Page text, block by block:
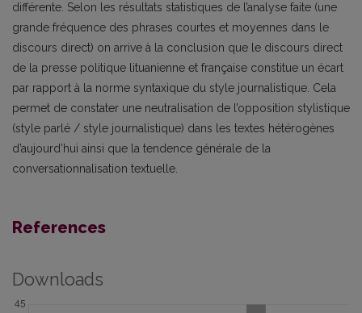
différente. Selon les résultats statistiques de l’analyse faite (une
grande fréquence des phrases courtes et moyennes dans le
discours direct) on arrive à la conclusion que le discours direct
de la presse politique lituanienne et française constitue un écart
par rapport à la norme syntaxique du style journalistique. Cela
permet de constater une neutralisation de l’opposition stylistique
(style parlé / style journalistique) dans les textes hétérogènes
d’aujourd’hui ainsi que la tendence générale de la
conversationnalisation textuelle.
References
Downloads